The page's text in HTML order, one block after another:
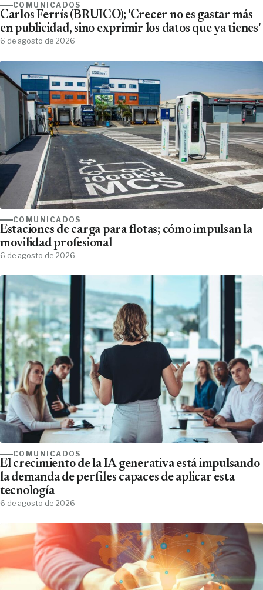
COMUNICADOS
Carlos Ferrís (BRUICO); 'Crecer no es gastar más
en publicidad, sino exprimir los datos que ya tienes'
6 de agosto de 2026
COMUNICADOS
Estaciones de carga para flotas; cómo impulsan la
movilidad profesional
6 de agosto de 2026
COMUNICADOS
El crecimiento de la IA generativa está impulsando
la demanda de perfiles capaces de aplicar esta
tecnología
6 de agosto de 2026